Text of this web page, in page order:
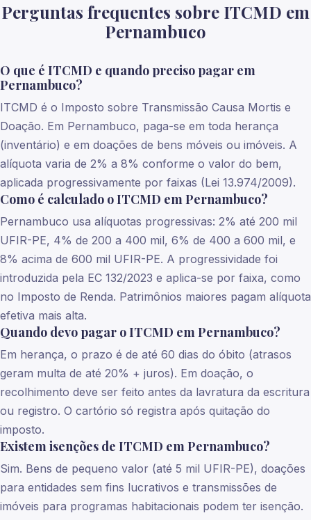
Perguntas frequentes sobre ITCMD em
Pernambuco
O que é ITCMD e quando preciso pagar em
Pernambuco?
ITCMD é o Imposto sobre Transmissão Causa Mortis e
Doação. Em Pernambuco, paga-se em toda herança
(inventário) e em doações de bens móveis ou imóveis. A
alíquota varia de 2% a 8% conforme o valor do bem,
aplicada progressivamente por faixas (Lei 13.974/2009).
Como é calculado o ITCMD em Pernambuco?
Pernambuco usa alíquotas progressivas: 2% até 200 mil
UFIR-PE, 4% de 200 a 400 mil, 6% de 400 a 600 mil, e
8% acima de 600 mil UFIR-PE. A progressividade foi
introduzida pela EC 132/2023 e aplica-se por faixa, como
no Imposto de Renda. Patrimônios maiores pagam alíquota
efetiva mais alta.
Quando devo pagar o ITCMD em Pernambuco?
Em herança, o prazo é de até 60 dias do óbito (atrasos
geram multa de até 20% + juros). Em doação, o
recolhimento deve ser feito antes da lavratura da escritura
ou registro. O cartório só registra após quitação do
imposto.
Existem isenções de ITCMD em Pernambuco?
Sim. Bens de pequeno valor (até 5 mil UFIR-PE), doações
para entidades sem fins lucrativos e transmissões de
imóveis para programas habitacionais podem ter isenção.